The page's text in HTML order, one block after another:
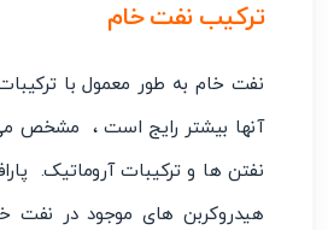
ترکیب نفت خام
نفت خام به طور معمول با
آنها بیشتر رایج است ، مشخص
نفتن ها و ترکیبات آروماتیک.
هیدروکربن های موجود در نفت